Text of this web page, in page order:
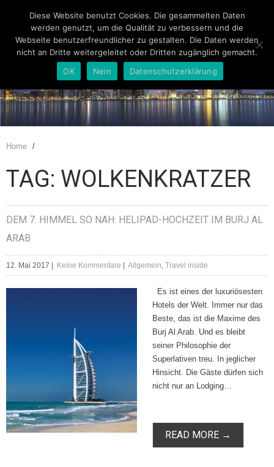
Home /
TAG: WOLKENKRATZER
DEM 7. HIMMEL SO NAH: HELIPAD-HOCHZEIT IM BURJ AL
ARAB
12. Mai 2017 Keine Kommentare Allgemein, Travel inside
Es ist eines der luxuriösesten
Hotels der Welt. Immer nur das
Beste, das ist die Maxime des
Burj Al Arab. Und es bleibt
seiner Philosophie der
Superlativen treu. In jeglicher
Hinsicht. Die Gäste dürfen sich
nicht nur an Lodging…
READ MORE →
Diese Website benutzt Cookies. Die gesammelten Daten
werden genutzt, um die Qualität zu verbessern und die
Webseite benutzerfreundlicher zu gestalten. Die Daten werden
nicht an Dritte weitergeleitet oder Dritten zugänglich gemacht.
OK
Nein Datenschutzerklärung